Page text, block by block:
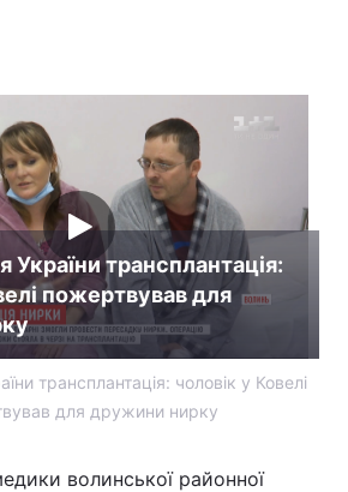
Політика
Світ
Наука
Лайт
Інциденти
України трансплантація:
пожертвував для
трансплантація: чоловік у Ковелі
для дружини нирку
волинської районної